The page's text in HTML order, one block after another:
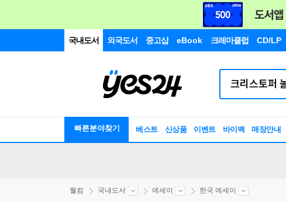
국내도서 외국도서 중고샵 eBook 크레마클럽 CD/LP
빠른분야찾기 베스트 신상품 이벤트 바이백 매장안내
웰컴 국내도서 에세이 한국 에세이